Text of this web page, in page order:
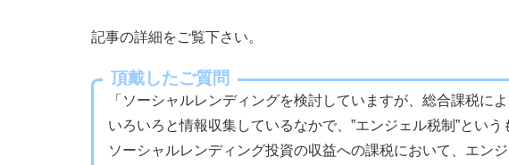
記事の詳細をご覧下さい。
頂戴したご質問
「ソーシャルレンディングを検討していますが、総合課税に
いろいろと情報収集しているなかで、”エンジェル税制”という
ソーシャルレンディング投資の収益への課税において、エン